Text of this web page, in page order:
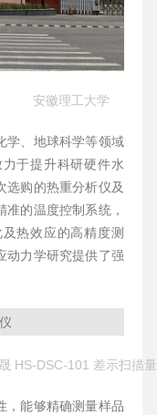
安徽理工大学
学、地球科学等领域
于提升科研硬件水
选购的热重分析仪及
的温度控制系统，
热效应的高精度测
动力学研究提供了强
晟 HS-DSC-101 差示扫描
，能够精确测量样品